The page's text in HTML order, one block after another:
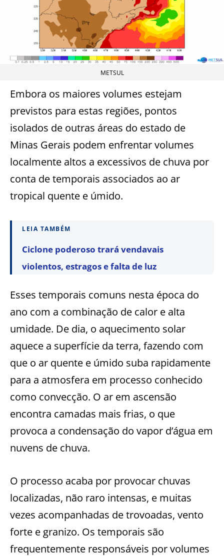
METSUL
Embora os maiores volumes estejam
previstos para estas regiões, pontos
isolados de outras áreas do estado de
Minas Gerais podem enfrentar volumes
localmente altos a excessivos de chuva por
conta de temporais associados ao ar
tropical quente e úmido.
LEIA TAMBÉM
Ciclone poderoso trará vendavais
violentos, estragos e falta de luz
Esses temporais comuns nesta época do
ano com a combinação de calor e alta
umidade. De dia, o aquecimento solar
aquece a superfície da terra, fazendo com
que o ar quente e úmido suba rapidamente
para a atmosfera em processo conhecido
como convecção. O ar em ascensão
encontra camadas mais frias, o que
provoca a condensação do vapor d’água em
nuvens de chuva.
O processo acaba por provocar chuvas
localizadas, não raro intensas, e muitas
vezes acompanhadas de trovoadas, vento
forte e granizo. Os temporais são
frequentemente responsáveis por volumes